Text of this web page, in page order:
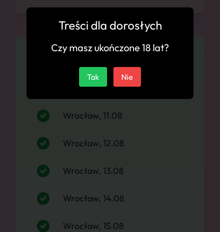
Wrocław, 10.08
Wrocław, 11.08
Wrocław, 12.08
Wrocław, 13.08
Wrocław, 14.08
Wrocław, 15.08
Treści dla dorosłych
Czy masz ukończone 18 lat?
Tak Nie